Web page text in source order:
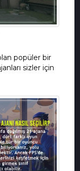
popüler bir
sizler için